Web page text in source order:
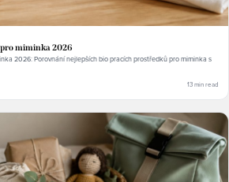
miminka 2026
2026: Porovnání nejlepších bio pracích prostředků pro miminka s
13 min read